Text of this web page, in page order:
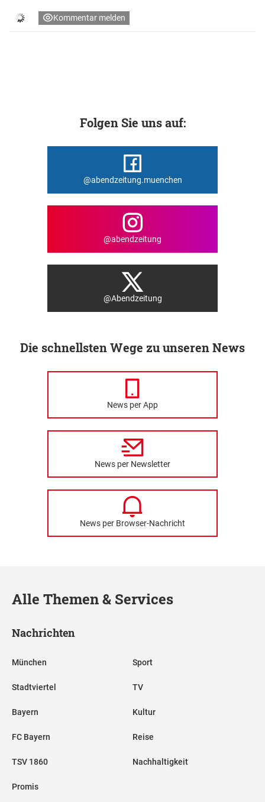
Kommentar melden
Folgen Sie uns auf:
@abendzeitung.muenchen
@abendzeitung
@Abendzeitung
Die schnellsten Wege zu unseren News
News per App
News per Newsletter
News per Browser-Nachricht
Alle Themen & Services
Nachrichten
München
Stadtviertel
Bayern
FC Bayern
TSV 1860
Promis
Sport
TV
Kultur
Reise
Nachhaltigkeit